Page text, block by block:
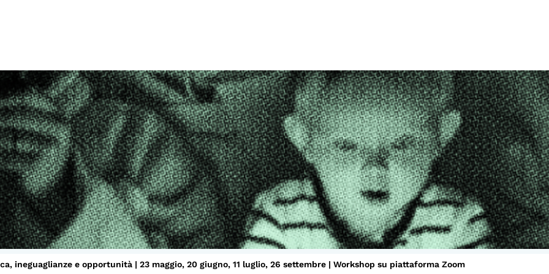
Osservatori di ricerca
Progetti Nazionali
Progetti Internazionali
Pubblicazioni
Storie di Resistenza, ottant’anni
dopo
Calendario civile
Elezioni dal mondo
Podcast
Attività per bambine e bambini
Programmi per le scuole
Under25
Classici del Pensiero Politico
Master e Executive Program
ineguaglianze e opportunità| 23 maggio, 20 giugno, 11 luglio, 26 settembre | Workshop su piattaforma Zoom